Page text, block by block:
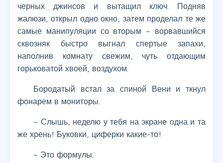
черных джинсов и вытащил ключ. Подняв
жалюзи, открыл одно окно, затем проделал те же
самые манипуляции со вторым – ворвавшийся
сквозняк быстро выгнал спертые запахи,
наполнив комнату свежим, чуть отдающим
горьковатой хвоей, воздухом.
Бородатый встал за спиной Вени и ткнул
фонарем в мониторы.
– Слышь, неделю у тебя на экране одна и та
же хрень! Буковки, циферки какие-то!
– Это формулы.